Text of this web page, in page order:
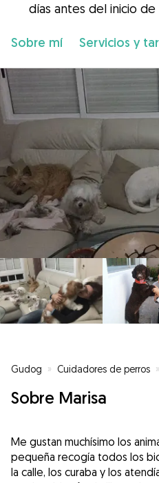
días antes del inicio de
Sobre mí Servicios y
Gudog » Cuidadores de perros »
Sobre Marisa
Me gustan muchísimo los
pequeña recogía todos los
la calle, los curaba y los